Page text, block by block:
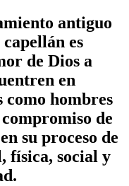
antiguo
es
de Dios a
en
como hombres
de
su proceso de
física, social y